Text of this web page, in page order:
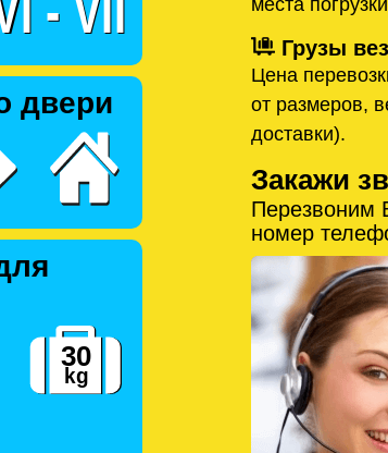
двери
места
Грузы
Цена
от размеров,
доставки).
Закажи
Перезвоним
номер